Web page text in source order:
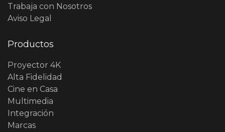
Trabaja con Nosotros
Aviso Legal
Productos
Proyector 4K
Alta Fidelidad
Cine en Casa
Multimedia
Integración
Marcas